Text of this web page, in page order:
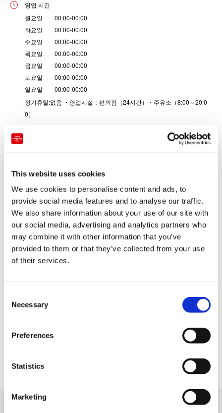
This website uses cookies
We use cookies to personalise content and ads, to
provide social media features and to analyse our traffic.
We also share information about your use of our site with
our social media, advertising and analytics partners who
may combine it with other information that you’ve
provided to them or that they’ve collected from your use
of their services.
Necessary
Preferences
Statistics
Marketing
영업 시간
월요일 00:00-00:00
화요일 00:00-00:00
수요일 00:00-00:00
목요일 00:00-00:00
금요일 00:00-00:00
토요일 00:00-00:00
일요일 00:00-00:00
정기휴일:없음 ・영업시설：편의점（24시간）・주유소（8:00～20:0
0）
도로 휴게소
인기있는 세븐 카페, 각종 오리지널 스위트, 여행 선물 각종을
비롯하여, ATM, 멀티 복사기 등 가깝고 편리한 서비스를 준비
하여, 여러분의 방문을 24시간 영업으로 기다리고 있습니다.